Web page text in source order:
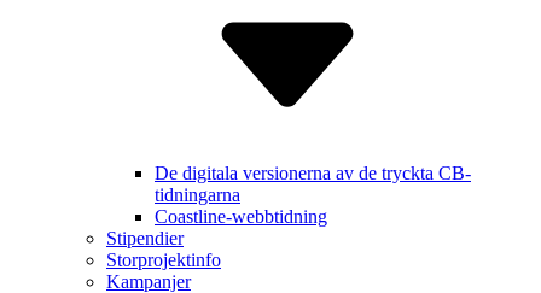
De digitala versionerna av de tryckta CB-
tidningarna
Coastline-webbtidning
Stipendier
Storprojektinfo
Kampanjer